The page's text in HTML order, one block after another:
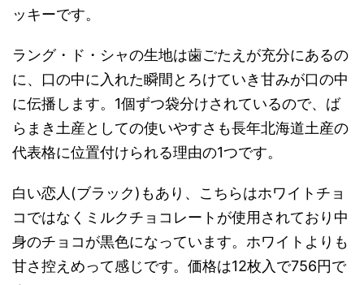
ッキーです。
ラング・ド・シャの生地は歯ごたえが充分にあるの
に、口の中に入れた瞬間とろけていき甘みが口の中
に伝播します。1個ずつ袋分けされているので、ば
らまき土産としての使いやすさも長年北海道土産の
代表格に位置付けられる理由の1つです。
白い恋人(ブラック)もあり、こちらはホワイトチョ
コではなくミルクチョコレートが使用されており中
身のチョコが黒色になっています。ホワイトよりも
甘さ控えめって感じです。価格は12枚入で756円で